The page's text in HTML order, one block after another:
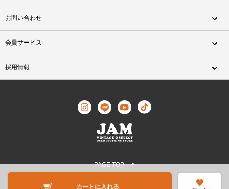
カートに入れる
お問い合わせ
会員サービス
採用情報
PAGE TOP